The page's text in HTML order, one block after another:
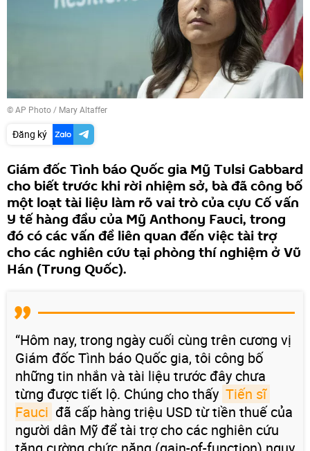
© AP Photo / Mary Altaffer
Đăng ký
Giám đốc Tình báo Quốc gia Mỹ Tulsi Gabbard
cho biết trước khi rời nhiệm sở, bà đã công bố
một loạt tài liệu làm rõ vai trò của cựu Cố vấn
Y tế hàng đầu của Mỹ Anthony Fauci, trong
đó có các vấn đề liên quan đến việc tài trợ
cho các nghiên cứu tại phòng thí nghiệm ở Vũ
Hán (Trung Quốc).
“Hôm nay, trong ngày cuối cùng trên cương vị
Giám đốc Tình báo Quốc gia, tôi công bố
những tin nhắn và tài liệu trước đây chưa
từng được tiết lộ. Chúng cho thấy Tiến sĩ
Fauci đã cấp hàng triệu USD từ tiền thuế của
người dân Mỹ để tài trợ cho các nghiên cứu